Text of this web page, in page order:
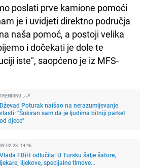
poslati prve kamione pomoći
je i uvidjeti direktno područja
naša pomoć, a postoji velika
i dočekati je dole te
iste", saopćeno je iz MFS-
TRENDING
Dževad Poturak naišao na nerazumijevanje
vlasti: "Šokiran sam da je ljudima bitniji parket
od djece"
09.02.23. 14:46
Vlada FBiH odlučila: U Tursku šalje šatore,
ljekare, lijekove, specijalne timove...